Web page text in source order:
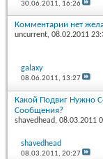
30.06.2011, 16:26
Комментарии нет
uncurrent, 08.02.2011
galaxy
08.06.2011, 13:27
Какой Подвиг Нужно
Сообщения?
shavedhead, 08.03.2011
shavedhead
08.03.2011,20:27